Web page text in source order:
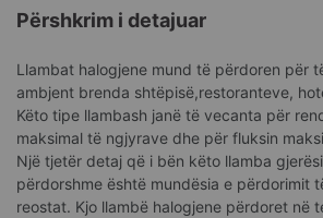
Përshkrim i detajuar
Llambat halogjene mund të përdoren për
ambjent brenda shtëpisë,restoranteve,
Këto tipe llambash janë të vecanta për
maksimal të ngjyrave dhe për fluksin
Një tjetër detaj që i bën këto llamba
përdorshme është mundësia e përdorimit
reostat. Kjo llambë halogjene përdoret në